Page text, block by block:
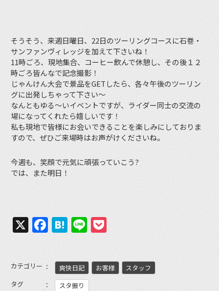
そうそう、来週日曜日、22日のツーリングコースに石巻・
サンファンヴィレッジを加えて下さいね！
11時ごろ、現地集合、コーヒー飲んで休憩し、その後１２
時ごろ皆んなで記念撮影！
じゃんけん大会で景品をGETしたら、各々午後のツーリン
グに出発しちゃって下さい〜
なんともゆる〜いイベントですが、ライダー同士の交流の
場になってくれたら嬉しいです！
私も現地で皆様にお会いできることを楽しみにしておりま
すので、ぜひご来場時はお声がけくださいね。
今週も、笑顔で元気に頑張っていこう?
では、また明日！
X Facebook
Hatena
Line
カテゴリー 爽快日記 お客様
スタッフ
タグ
スタ振り